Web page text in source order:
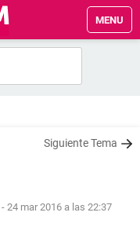
MENU
Siguiente Tema
- 24 mar 2016 a las 22:37